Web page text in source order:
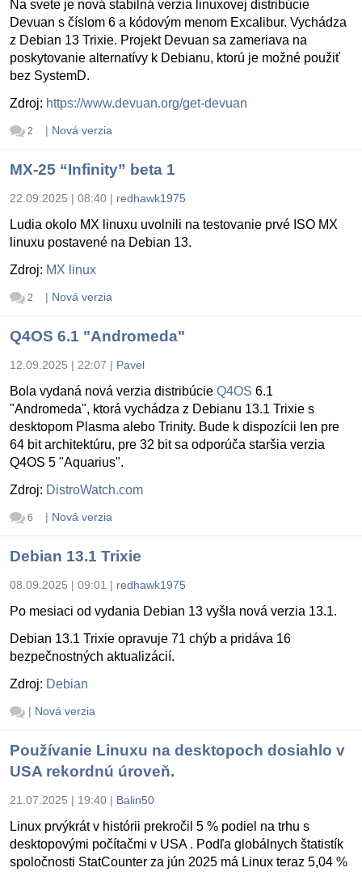
Na svete je nová stabilná verzia linuxovej distribúcie
Devuan s číslom 6 a kódovým menom Excalibur. Vychádza
z Debian 13 Trixie. Projekt Devuan sa zameriava na
poskytovanie alternatívy k Debianu, ktorú je možné použiť
bez SystemD.
Zdroj: https://www.devuan.org/get-devuan
2 | Nová verzia
MX-25 “Infinity” beta 1
22.09.2025 | 08:40 | redhawk1975
Ludia okolo MX linuxu uvolnili na testovanie prvé ISO MX
linuxu postavené na Debian 13.
Zdroj: MX linux
2 | Nová verzia
Q4OS 6.1 "Andromeda"
12.09.2025 | 22:07 | Pavel
Bola vydaná nová verzia distribúcie Q4OS 6.1
"Andromeda", ktorá vychádza z Debianu 13.1 Trixie s
desktopom Plasma alebo Trinity. Bude k dispozícii len pre
64 bit architektúru, pre 32 bit sa odporúča staršia verzia
Q4OS 5 "Aquarius".
Zdroj: DistroWatch.com
6 | Nová verzia
Debian 13.1 Trixie
08.09.2025 | 09:01 | redhawk1975
Po mesiaci od vydania Debian 13 vyšla nová verzia 13.1.
Debian 13.1 Trixie opravuje 71 chýb a pridáva 16
bezpečnostných aktualizácií.
Zdroj: Debian
| Nová verzia
Používanie Linuxu na desktopoch dosiahlo v
USA rekordnú úroveň.
21.07.2025 | 19:40 | Balin50
Linux prvýkrát v histórii prekročil 5 % podiel na trhu s
desktopovými počítačmi v USA . Podľa globálnych štatistík
spoločnosti StatCounter za jún 2025 má Linux teraz 5,04 %